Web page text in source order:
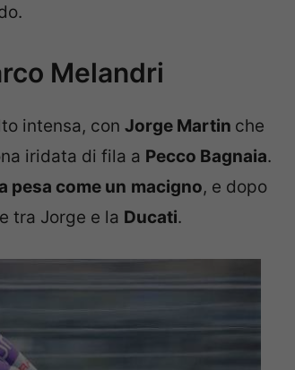
Melandri
intensa, con Jorge Martin che
iridata di fila a Pecco Bagnaia.
pesa come un macigno, e dopo
tra Jorge e la Ducati.